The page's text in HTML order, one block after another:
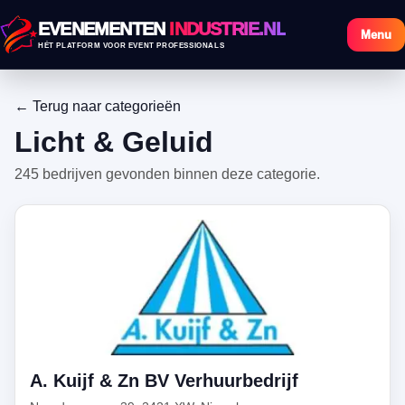
EVENEMENTEN INDUSTRIE.NL
HÉT PLATFORM VOOR EVENT PROFESSIONALS
Menu
← Terug naar categorieën
Licht & Geluid
245 bedrijven gevonden binnen deze categorie.
A. Kuijf & Zn BV Verhuurbedrijf